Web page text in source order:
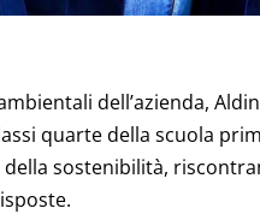
dell’azienda,
quarte della scuola
della sostenibilità,